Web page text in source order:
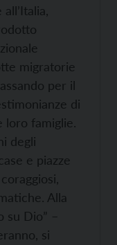
migratorie
per il
di
loro famiglie.
degli
e piazze
Alla
su Dio” –
si